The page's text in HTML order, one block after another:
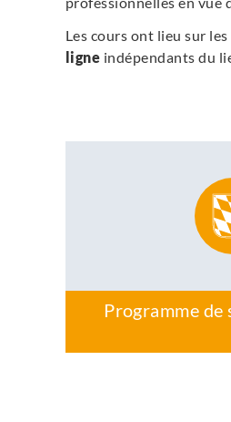
Les cours ont lieu sur
ligne indépendants du
Programme de